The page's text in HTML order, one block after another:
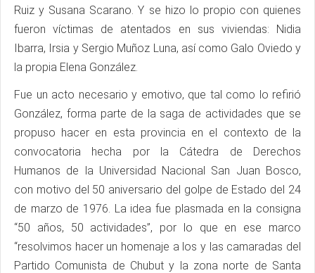
Ruiz y Susana Scarano. Y se hizo lo propio con quienes
fueron víctimas de atentados en sus viviendas: Nidia
Ibarra, Irsia y Sergio Muñoz Luna, así como Galo Oviedo y
la propia Elena González.
Fue un acto necesario y emotivo, que tal como lo refirió
González, forma parte de la saga de actividades que se
propuso hacer en esta provincia en el contexto de la
convocatoria hecha por la Cátedra de Derechos
Humanos de la Universidad Nacional San Juan Bosco,
con motivo del 50 aniversario del golpe de Estado del 24
de marzo de 1976. La idea fue plasmada en la consigna
“50 años, 50 actividades”, por lo que en ese marco
“resolvimos hacer un homenaje a los y las camaradas del
Partido Comunista de Chubut y la zona norte de Santa